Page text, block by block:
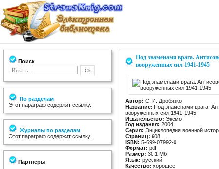
Поиск
По разделам
Этот параграф содержит ссылку.
Журналы по разделам
Этот параграф содержит ссылку.
Партнеры
Под знаменами врага.
вооруженных сил 1941-1945
Автор: С. И. Дробязко
Название: Под знаменами врага.
вооруженных сил 1941-1945
Издательство: Эксмо
Год издания: 2004
Серия: Энциклопедия военной
Страниц: 608
ISBN: 5-699-07992-0
Формат: pdf
Размер: 30.1 Мб
Язык: русский
Качество: хорошее